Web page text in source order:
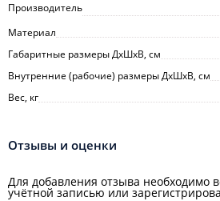
Производитель
Материал
Габаритные размеры ДхШхВ, см
Внутренние (рабочие) размеры ДхШхВ, см
Вес, кг
Отзывы и оценки
Для добавления отзыва необходимо
учётной записью или